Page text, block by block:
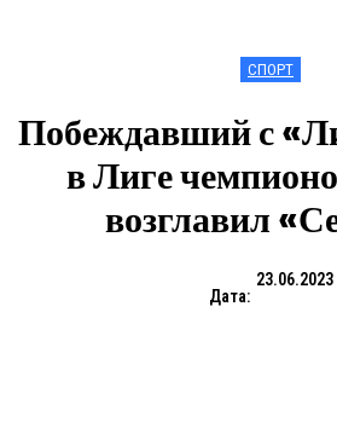
СПОРТ
Побеждавший с
в Лиге
возглавил
Дата:
23.06.2023